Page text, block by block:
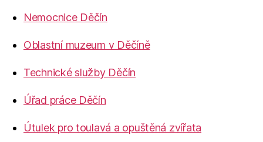
Nemocnice Děčín
Oblastní muzeum v Děčíně
Technické služby Děčín
Úřad práce Děčín
Útulek pro toulavá a opuštěná zvířata